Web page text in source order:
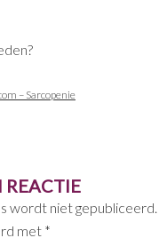
– Sarcopenie
REACTIE
wordt niet gepubliceerd.
met *